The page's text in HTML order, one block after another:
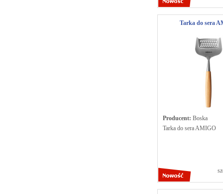
Tarka do sera
Producent: Boska
Tarka do sera AMIGO